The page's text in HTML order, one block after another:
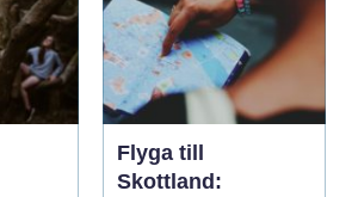
Flyga till
Skottland: